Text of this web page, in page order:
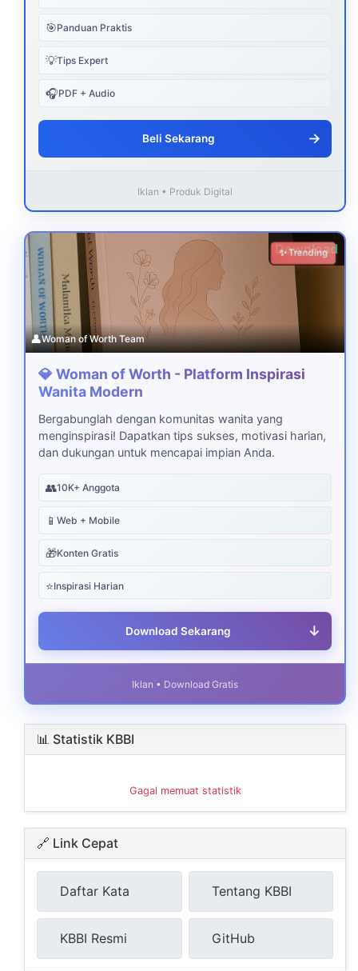
🎯Panduan Praktis
💡Tips Expert
🎧PDF + Audio
Beli Sekarang →
Iklan • Produk Digital
Download
✨ Trending
👤Woman of Worth Team
💎 Woman of Worth - Platform Inspirasi
Wanita Modern
Bergabunglah dengan komunitas wanita yang
menginspirasi! Dapatkan tips sukses, motivasi harian,
dan dukungan untuk mencapai impian Anda.
👥10K+ Anggota
📱 Web + Mobile
🎁Konten Gratis
⭐Inspirasi Harian
Download Sekarang ↓
Iklan • Download Gratis
📊 Statistik KBBI
Gagal memuat statistik
🔗 Link Cepat
Daftar Kata Tentang KBBI
KBBI Resmi GitHub